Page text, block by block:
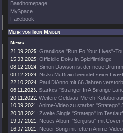
Bandhomepage
MySpace
Facebook
Mehr von Iron Maiden
News
21.09.2025: Grandiose "Run Fo Your Lives"-
15.03.2025: Offizielle Doku in Spielfilmlänge
08.12.2024: Simon Dawson ist der neue
08.12.2024: Nicko McBrain beendet seine Live-
22.10.2024: Paul DiAnno mit 66 Jahren
06.11.2023: Starkes "Stranger In A Strange
20.11.2022: Weitere Geldsau-Merch-
10.09.2021: Anime-Video zu starker "Stratego"
20.08.2021: Zweite Single "Stratego" im Testlauf
19.07.2021: Neues Album "Senjutsu" mit Cover
16.07.2021: Neuer Song mit fettem Anime-Video